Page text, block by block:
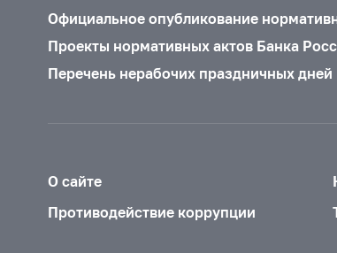
Официальное опубликование
Проекты нормативных актов Банка
Перечень нерабочих праздничных
О сайте
Противодействие коррупции